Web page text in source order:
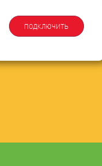
ПОДКЛЮЧИТЬ